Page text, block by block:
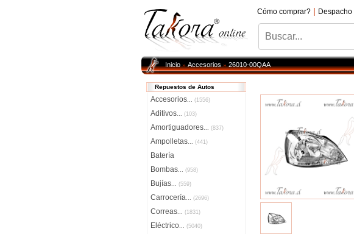
Cómo comprar? | Despacho
Inicio»Accesorios»26010-00QAA
Repuestos de Autos
Accesorios... (1556)
Aditivos... (103)
Amortiguadores... (837)
Ampolletas... (441)
Batería
Bombas... (958)
Bujías... (559)
Carrocería... (2696)
Correas... (1831)
Eléctrico... (5040)